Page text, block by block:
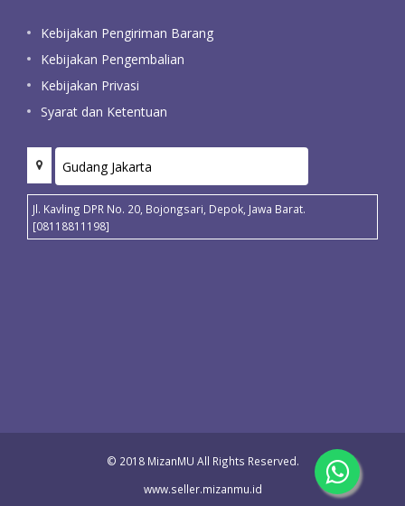
Kebijakan Pengiriman Barang
Kebijakan Pengembalian
Kebijakan Privasi
Syarat dan Ketentuan
Jl. Kavling DPR No. 20, Bojongsari, Depok, Jawa Barat.
[08118811198]
© 2018 MizanMU All Rights Reserved.
www.seller.mizanmu.id